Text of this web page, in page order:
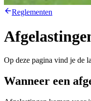
Reglementen
Op deze pagina vind je de
Wanneer een